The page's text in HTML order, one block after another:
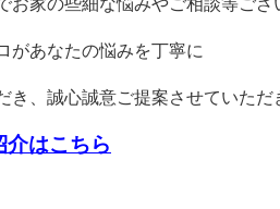
お家の些細な悩みやご相談等ござ
があなたの悩みを丁寧に
き、誠心誠意ご提案させていただ
介はこちら